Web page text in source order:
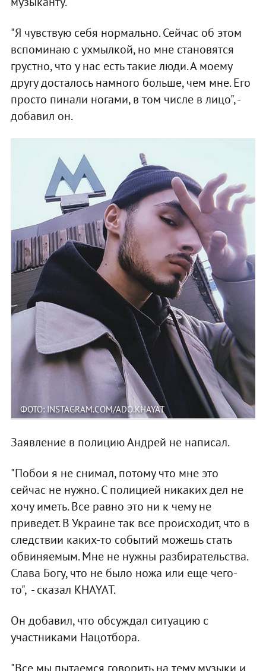
"Я чувствую себя нормально. Сейчас об этом
вспоминаю с ухмылкой, но мне становятся
грустно, что у нас есть такие люди. А моему
другу досталось намного больше, чем мне. Его
просто пинали ногами, в том числе в лицо", -
добавил он.
ФОТО: INSTAGRAM.COM/ADO.KHAYAT
Заявление в полицию Андрей не написал.
"Побои я не снимал, потому что мне это
сейчас не нужно. С полицией никаких дел не
хочу иметь. Все равно это ни к чему не
приведет. В Украине так все происходит, что в
следствии каких-то событий можешь стать
обвиняемым. Мне не нужны разбирательства.
Слава Богу, что не было ножа или еще чего-
то", - сказал KHAYAT.
Он добавил, что обсуждал ситуацию с
участниками Нацотбора.
"Все мы пытаемся говорить на тему музыки и